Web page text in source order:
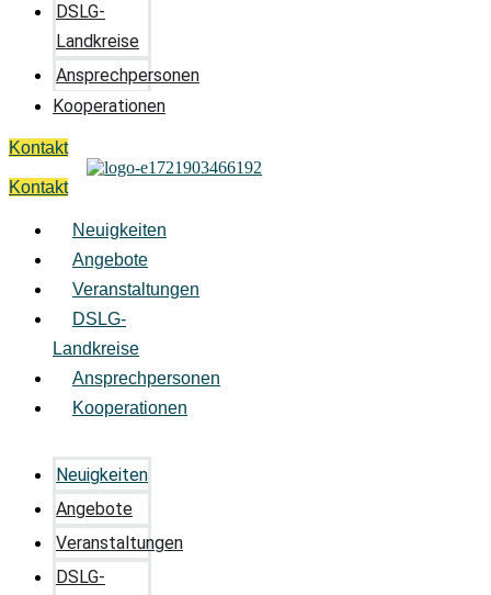
DSLG-
Landkreise
Ansprechpersonen
Kooperationen
Kontakt
Kontakt
Neuigkeiten
Angebote
Veranstaltungen
DSLG-
Landkreise
Ansprechpersonen
Kooperationen
Neuigkeiten
Angebote
Veranstaltungen
DSLG-